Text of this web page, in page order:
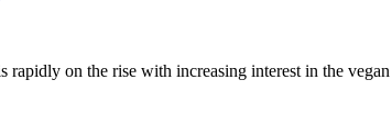
rapidly on the rise with increasing interest in the